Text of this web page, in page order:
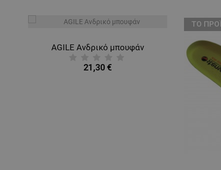
AGILE Ανδρικό μπουφάν
21,30 €
ТΟ